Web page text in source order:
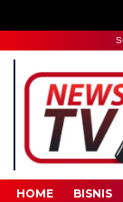
00:00
HOME BISNIS